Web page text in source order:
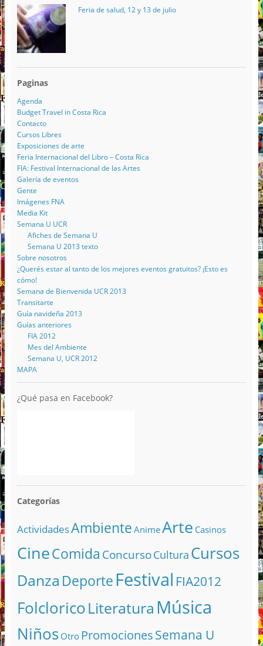
Feria de salud, 12 y 13 de julio
Paginas
Agenda
Budget Travel in Costa Rica
Contacto
Cursos Libres
Exposiciones de arte
Feria Internacional del Libro – Costa Rica
FIA: Festival Internacional de las Artes
Galería de eventos
Gente
Imágenes FNA
Media Kit
Semana U UCR
Afiches de Semana U
Semana U 2013 texto
Sobre nosotros
¿Querés estar al tanto de los mejores eventos gratuitos? ¡Esto es
cómo!
Semana de Bienvenida UCR 2013
Transitarte
Guía navideña 2013
Guías anteriores
FIA 2012
Mes del Ambiente
Semana U, UCR 2012
MAPA
¿Qué pasa en Facebook?
Categorías
ActividadesAmbiente AnimeArte Casinos
CineComida ConcursoCultura Cursos
Danza DeporteFestival FIA2012
FolcloricoLiteratura Música
Niños Otro PromocionesSemana U